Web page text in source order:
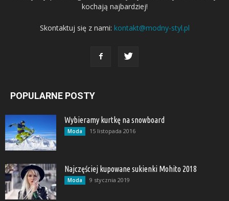
kochają najbardziej!
Skontaktuj się z nami: kontakt@modny-styl.pl
POPULARNE POSTY
Wybieramy kurtkę na snowboard
Moda 15 listopada 2016
Najczęściej kupowane sukienki Mohito 2018
Moda 9 stycznia 2019